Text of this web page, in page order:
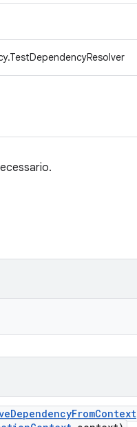
DependencyFromContext